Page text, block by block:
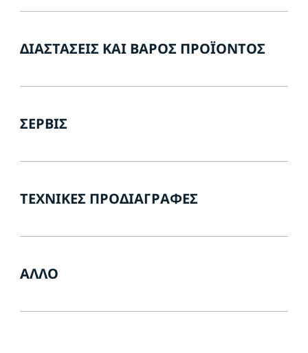
ΔΙΑΣΤΆΣΕΙΣ ΚΑΙ ΒΆΡΟΣ ΠΡΟΪΌΝΤΟΣ
ΣΈΡΒΙΣ
ΤΕΧΝΙΚΈΣ ΠΡΟΔΙΑΓΡΑΦΈΣ
ΆΛΛΟ